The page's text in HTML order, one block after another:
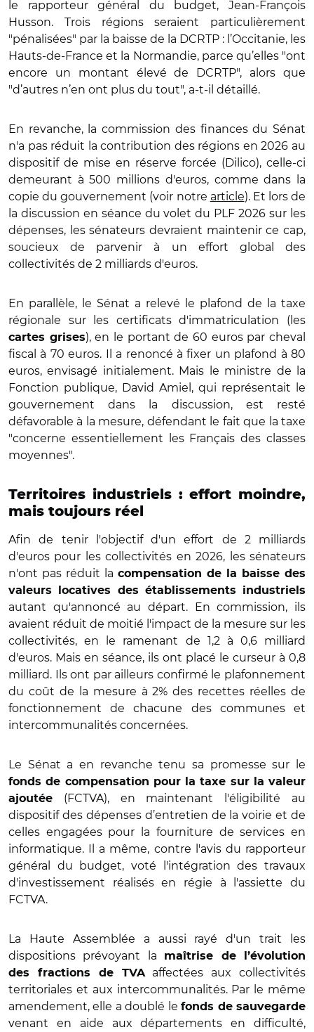
le rapporteur général du budget, Jean-François
Husson. Trois régions seraient particulièrement
"pénalisées" par la baisse de la DCRTP : l’Occitanie, les
Hauts-de-France et la Normandie, parce qu’elles "ont
encore un montant élevé de DCRTP", alors que
"d’autres n’en ont plus du tout", a-t-il détaillé.
En revanche, la commission des finances du Sénat
n'a pas réduit la contribution des régions en 2026 au
dispositif de mise en réserve forcée (Dilico), celle-ci
demeurant à 500 millions d'euros, comme dans la
copie du gouvernement (voir notre article). Et lors de
la discussion en séance du volet du PLF 2026 sur les
dépenses, les sénateurs devraient maintenir ce cap,
soucieux de parvenir à un effort global des
collectivités de 2 milliards d'euros.
En parallèle, le Sénat a relevé le plafond de la taxe
régionale sur les certificats d'immatriculation (les
cartes grises), en le portant de 60 euros par cheval
fiscal à 70 euros. Il a renoncé à fixer un plafond à 80
euros, envisagé initialement. Mais le ministre de la
Fonction publique, David Amiel, qui représentait le
gouvernement dans la discussion, est resté
défavorable à la mesure, défendant le fait que la taxe
"concerne essentiellement les Français des classes
moyennes".
Territoires industriels : effort moindre,
mais toujours réel
Afin de tenir l'objectif d'un effort de 2 milliards
d'euros pour les collectivités en 2026, les sénateurs
n'ont pas réduit la compensation de la baisse des
valeurs locatives des établissements industriels
autant qu'annoncé au départ. En commission, ils
avaient réduit de moitié l'impact de la mesure sur les
collectivités, en le ramenant de 1,2 à 0,6 milliard
d'euros. Mais en séance, ils ont placé le curseur à 0,8
milliard. Ils ont par ailleurs confirmé le plafonnement
du coût de la mesure à 2% des recettes réelles de
fonctionnement de chacune des communes et
intercommunalités concernées.
Le Sénat a en revanche tenu sa promesse sur le
fonds de compensation pour la taxe sur la valeur
ajoutée (FCTVA), en maintenant l'éligibilité au
dispositif des dépenses d’entretien de la voirie et de
celles engagées pour la fourniture de services en
informatique. Il a même, contre l'avis du rapporteur
général du budget, voté l'intégration des travaux
d'investissement réalisés en régie à l'assiette du
FCTVA.
La Haute Assemblée a aussi rayé d'un trait les
dispositions prévoyant la
maîtrise de l’évolution
des fractions de TVAaffectées aux collectivités
territoriales et aux intercommunalités. Par le même
amendement, elle a doublé lefonds de sauvegarde
venant en aide aux départements en difficulté,